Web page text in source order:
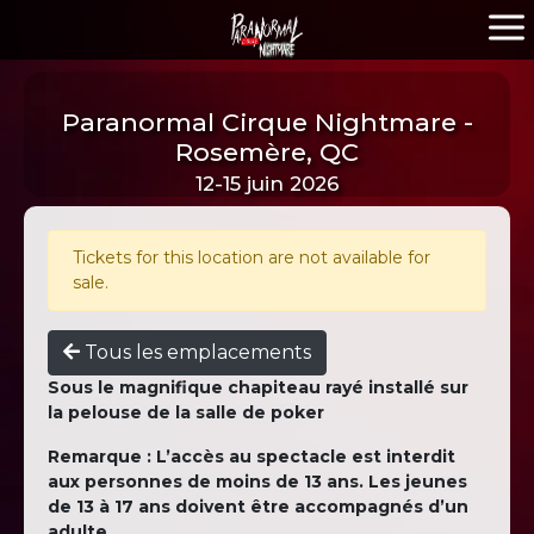
Paranormal Cirque Nightmare -
Rosemère, QC
12-15 juin 2026
Tickets for this location are not available for
sale.
Tous les emplacements
Sous le magnifique chapiteau rayé installé sur
la pelouse de la salle de poker
Remarque : L’accès au spectacle est interdit
aux personnes de moins de 13 ans. Les jeunes
de 13 à 17 ans doivent être accompagnés d’un